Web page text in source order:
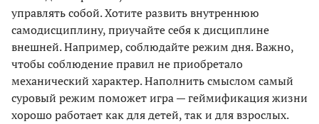
управлять собой. Хотите развить внутреннюю
самодисциплину, приучайте себя к дисциплине
внешней. Например, соблюдайте режим дня. Важно,
чтобы соблюдение правил не приобретало
механический характер. Наполнить смыслом самый
суровый режим поможет игра — геймификация жизни
хорошо работает как для детей, так и для взрослых.